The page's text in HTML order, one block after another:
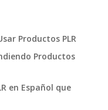
Productos PLR
Productos
en Español que